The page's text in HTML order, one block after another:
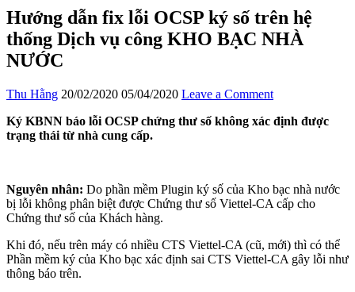
Hướng dẫn fix lỗi OCSP ký số trên hệ
thống Dịch vụ công KHO BẠC NHÀ
NƯỚC
Thu Hằng 20/02/2020 05/04/2020 Leave a Comment
Ký KBNN báo lỗi OCSP chứng thư số không xác định được
trạng thái từ nhà cung cấp.
Nguyên nhân: Do phần mềm Plugin ký số của Kho bạc nhà nước
bị lỗi không phân biệt được Chứng thư số Viettel-CA cấp cho
Chứng thư số của Khách hàng.
Khi đó, nếu trên máy có nhiều CTS Viettel-CA (cũ, mới) thì có thể
Phần mềm ký của Kho bạc xác định sai CTS Viettel-CA gây lỗi như
thông báo trên.